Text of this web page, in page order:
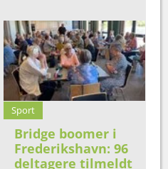
Sport
Bridge boomer i
Frederikshavn: 96
deltagere tilmeldt